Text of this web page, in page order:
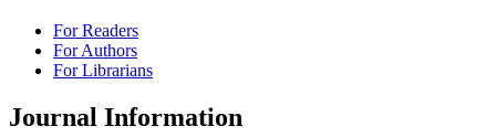
For Readers
For Authors
For Librarians
Journal Information